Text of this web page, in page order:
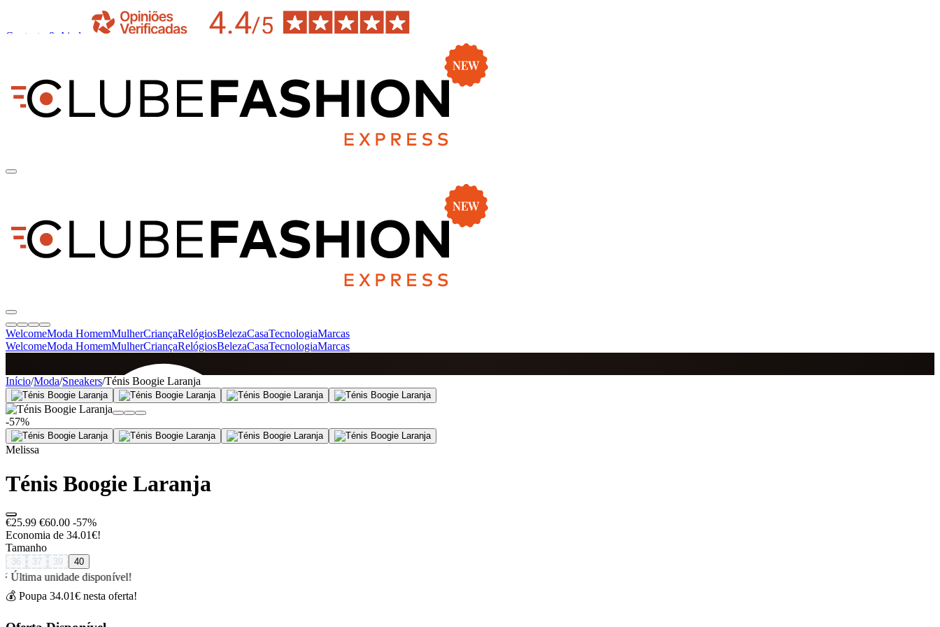
Contacto & Ajuda
WelcomeModa HomemMulherCriançaRelógiosBelezaCasaTecnologiaMarcas
WelcomeModa HomemMulherCriançaRelógiosBelezaCasaTecnologiaMarcas
SINCE 2005
+de 36.000 reviews
Início/Moda/Sneakers/Ténis Boogie Laranja
-57%
Melissa
Ténis Boogie Laranja
€25.99 €60.00 -57%
Economia de 34.01€!
Tamanho
36 37 39 40
⚡ Última unidade disponível!
💰 Poupa 34.01€ nesta oferta!